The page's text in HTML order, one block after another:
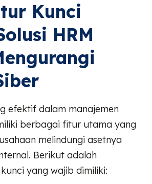
Kunci
HRM
efektif dalam manajemen
berbagai fitur utama yang
melindungi asetnya
Berikut adalah
yang wajib dimiliki: